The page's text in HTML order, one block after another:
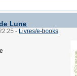
Lune
- Livres/e-books